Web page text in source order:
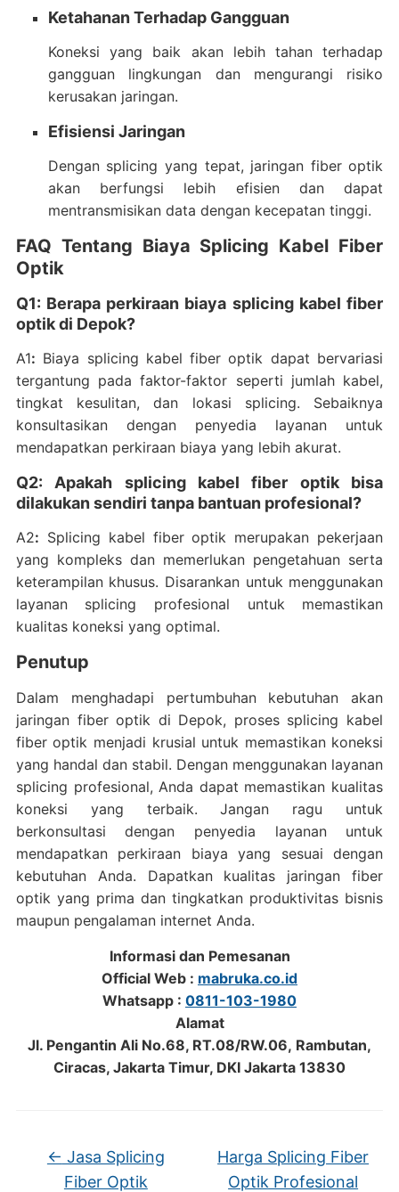
Ketahanan Terhadap Gangguan
Koneksi yang baik akan lebih tahan terhadap
gangguan lingkungan dan mengurangi risiko
kerusakan jaringan.
Efisiensi Jaringan
Dengan splicing yang tepat, jaringan fiber optik
akan berfungsi lebih efisien dan dapat
mentransmisikan data dengan kecepatan tinggi.
FAQ Tentang Biaya Splicing Kabel Fiber
Optik
Q1: Berapa perkiraan biaya splicing kabel fiber
optik di Depok?
A1: Biaya splicing kabel fiber optik dapat bervariasi
tergantung pada faktor-faktor seperti jumlah kabel,
tingkat kesulitan, dan lokasi splicing. Sebaiknya
konsultasikan dengan penyedia layanan untuk
mendapatkan perkiraan biaya yang lebih akurat.
Q2: Apakah splicing kabel fiber optik bisa
dilakukan sendiri tanpa bantuan profesional?
A2: Splicing kabel fiber optik merupakan pekerjaan
yang kompleks dan memerlukan pengetahuan serta
keterampilan khusus. Disarankan untuk menggunakan
layanan splicing profesional untuk memastikan
kualitas koneksi yang optimal.
Penutup
Dalam menghadapi pertumbuhan kebutuhan akan
jaringan fiber optik di Depok, proses splicing kabel
fiber optik menjadi krusial untuk memastikan koneksi
yang handal dan stabil. Dengan menggunakan layanan
splicing profesional, Anda dapat memastikan kualitas
koneksi yang terbaik. Jangan ragu untuk
berkonsultasi dengan penyedia layanan untuk
mendapatkan perkiraan biaya yang sesuai dengan
kebutuhan Anda. Dapatkan kualitas jaringan fiber
optik yang prima dan tingkatkan produktivitas bisnis
maupun pengalaman internet Anda.
Informasi dan Pemesanan
Official Web : mabruka.co.id
Whatsapp : 0811-103-1980
Alamat
Jl. Pengantin Ali No.68, RT.08/RW.06, Rambutan,
Ciracas, Jakarta Timur, DKI Jakarta 13830
← Jasa Splicing
Fiber Optik
Harga Splicing Fiber
Optik Profesional